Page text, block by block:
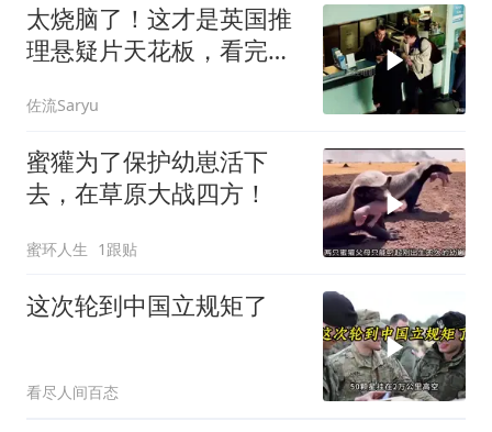
太烧脑了！这才是英国推
理悬疑片天花板，看完才
佐流Saryu
蜜獾为了保护幼崽活下
去，在草原大战四方！
蜜环人生 1跟贴
这次轮到中国立规矩了
看尽人间百态